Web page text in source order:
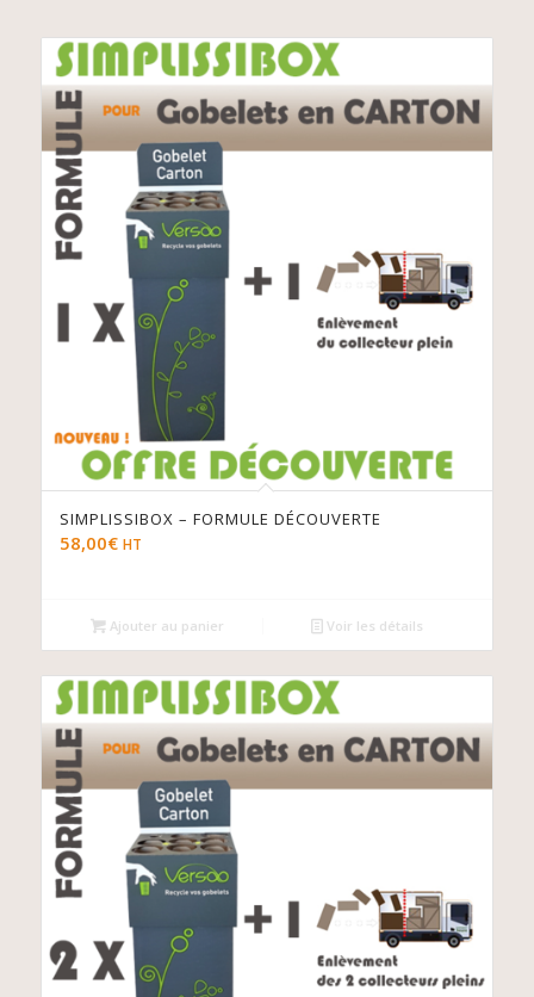
SIMPLISSIBOX – FORMULE DÉCOUVERTE
58,00€ HT
Ajouter au panier Voir les détails